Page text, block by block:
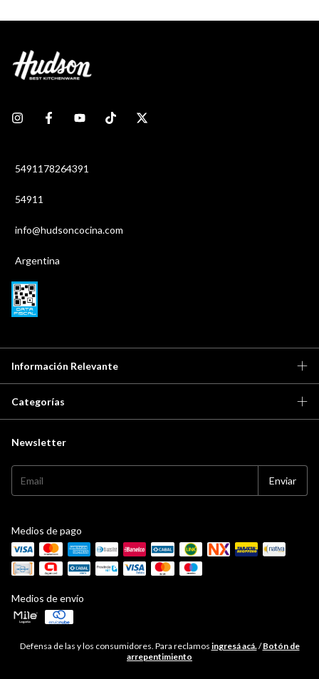
5491178264391
54911
info@hudsoncocina.com
Argentina
Información Relevante
Categorías
Newsletter
Medios de pago
Medios de envío
Defensa de las y los consumidores. Para reclamos ingresá acá./ Botón de
arrepentimiento